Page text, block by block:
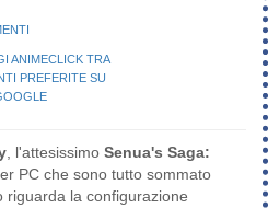
, l'attesissimo Senua's Saga:
PC che sono tutto sommato
riguarda la configurazione